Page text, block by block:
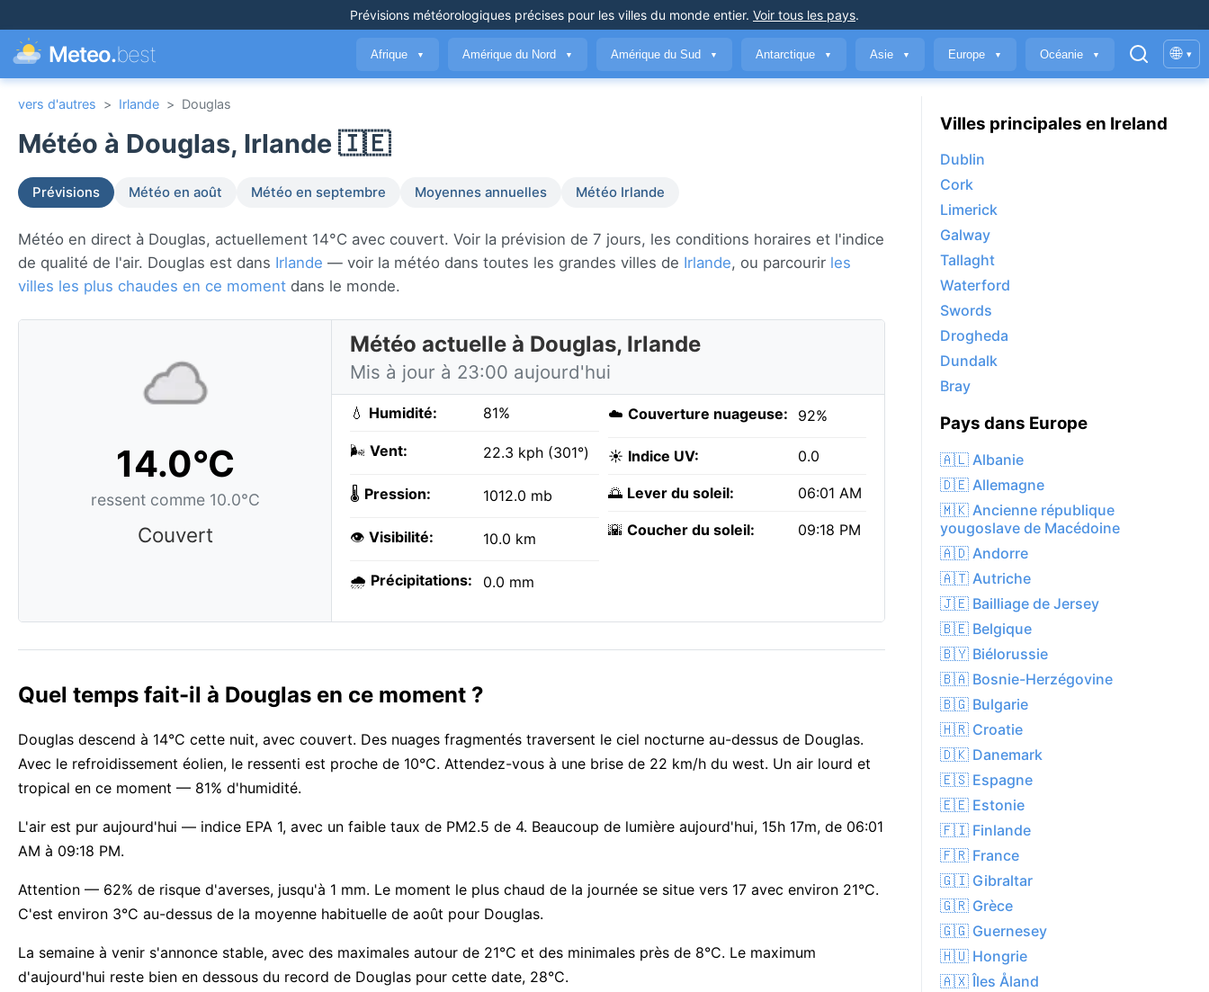
Prévisions météorologiques précises pour les villes du monde entier. Voir tous les pays.
Meteo.best Afrique ▼ Amérique du Nord ▼ Amérique du Sud ▼ Antarctique ▼ Asie ▼ Europe ▼ Océanie ▼ 🌐 ▾
vers d'autres > Irlande > Douglas
Météo à Douglas, Irlande 🇮🇪
Prévisions Météo en août Météo en septembre Moyennes annuelles Météo Irlande
Météo en direct à Douglas, actuellement 14°C avec couvert. Voir la prévision de 7 jours, les conditions horaires et l'indice
de qualité de l'air. Douglas est dans Irlande — voir la météo dans toutes les grandes villes de Irlande, ou parcourir les
villes les plus chaudes en ce moment dans le monde.
14.0°C
ressent comme 10.0°C
Couvert
Météo actuelle à Douglas, Irlande
Mis à jour à 23:00 aujourd'hui
💧 Humidité: 81%
🌬️ Vent: 22.3 kph (301°)
🌡️ Pression: 1012.0 mb
👁️ Visibilité: 10.0 km
🌧️ Précipitations: 0.0 mm
☁️ Couverture nuageuse: 92%
☀️ Indice UV: 0.0
🌅 Lever du soleil: 06:01 AM
🌇 Coucher du soleil: 09:18 PM
Quel temps fait-il à Douglas en ce moment ?
Douglas descend à 14°C cette nuit, avec couvert. Des nuages fragmentés traversent le ciel nocturne au-dessus de Douglas.
Avec le refroidissement éolien, le ressenti est proche de 10°C. Attendez-vous à une brise de 22 km/h du west. Un air lourd et
tropical en ce moment — 81% d'humidité.
L'air est pur aujourd'hui — indice EPA 1, avec un faible taux de PM2.5 de 4. Beaucoup de lumière aujourd'hui, 15h 17m, de 06:01
AM à 09:18 PM.
Attention — 62% de risque d'averses, jusqu'à 1 mm. Le moment le plus chaud de la journée se situe vers 17 avec environ 21°C.
C'est environ 3°C au-dessus de la moyenne habituelle de août pour Douglas.
La semaine à venir s'annonce stable, avec des maximales autour de 21°C et des minimales près de 8°C. Le maximum
d'aujourd'hui reste bien en dessous du record de Douglas pour cette date, 28°C.
Villes principales en Ireland
Dublin
Cork
Limerick
Galway
Tallaght
Waterford
Swords
Drogheda
Dundalk
Bray
Pays dans Europe
🇦🇱 Albanie
🇩🇪 Allemagne
🇲🇰 Ancienne république
yougoslave de Macédoine
🇦🇩 Andorre
🇦🇹 Autriche
🇯🇪 Bailliage de Jersey
🇧🇪 Belgique
🇧🇾 Biélorussie
🇧🇦 Bosnie-Herzégovine
🇧🇬 Bulgarie
🇭🇷 Croatie
🇩🇰 Danemark
🇪🇸 Espagne
🇪🇪 Estonie
🇫🇮 Finlande
🇫🇷 France
🇬🇮 Gibraltar
🇬🇷 Grèce
🇬🇬 Guernesey
🇭🇺 Hongrie
🇦🇽 Îles Åland